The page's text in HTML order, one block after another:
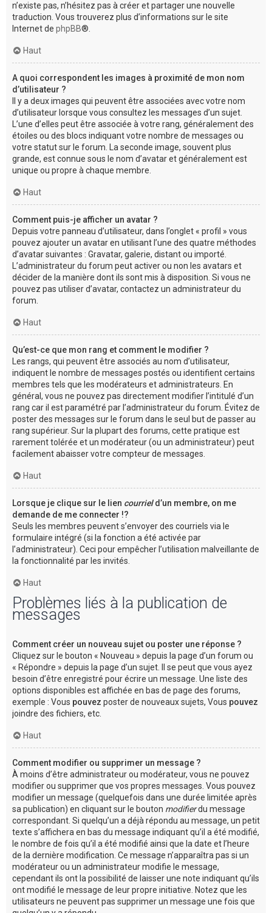
n’existe pas, n’hésitez pas à créer et partager une nouvelle
traduction. Vous trouverez plus d’informations sur le site
Internet de phpBB®.
Haut
A quoi correspondent les images à proximité de mon nom
d’utilisateur ?
Il y a deux images qui peuvent être associées avec votre nom
d’utilisateur lorsque vous consultez les messages d’un sujet.
L’une d’elles peut être associée à votre rang, généralement des
étoiles ou des blocs indiquant votre nombre de messages ou
votre statut sur le forum. La seconde image, souvent plus
grande, est connue sous le nom d’avatar et généralement est
unique ou propre à chaque membre.
Haut
Comment puis-je afficher un avatar ?
Depuis votre panneau d’utilisateur, dans l’onglet « profil » vous
pouvez ajouter un avatar en utilisant l’une des quatre méthodes
d’avatar suivantes : Gravatar, galerie, distant ou importé.
L’administrateur du forum peut activer ou non les avatars et
décider de la manière dont ils sont mis à disposition. Si vous ne
pouvez pas utiliser d’avatar, contactez un administrateur du
forum.
Haut
Qu’est-ce que mon rang et comment le modifier ?
Les rangs, qui peuvent être associés au nom d’utilisateur,
indiquent le nombre de messages postés ou identifient certains
membres tels que les modérateurs et administrateurs. En
général, vous ne pouvez pas directement modifier l’intitulé d’un
rang car il est paramétré par l’administrateur du forum. Évitez de
poster des messages sur le forum dans le seul but de passer au
rang supérieur. Sur la plupart des forums, cette pratique est
rarement tolérée et un modérateur (ou un administrateur) peut
facilement abaisser votre compteur de messages.
Haut
Lorsque je clique sur le lien courrield’un membre, on me
demande de me connecter !?
Seuls les membres peuvent s’envoyer des courriels via le
formulaire intégré (si la fonction a été activée par
l’administrateur). Ceci pour empêcher l’utilisation malveillante de
la fonctionnalité par les invités.
Haut
Problèmes liés à la publication de
messages
Comment créer un nouveau sujet ou poster une réponse ?
Cliquez sur le bouton « Nouveau » depuis la page d’un forum ou
« Répondre » depuis la page d’un sujet. Il se peut que vous ayez
besoin d’être enregistré pour écrire un message. Une liste des
options disponibles est affichée en bas de page des forums,
exemple : Vous pouvez poster de nouveaux sujets, Vous pouvez
joindre des fichiers, etc.
Haut
Comment modifier ou supprimer un message ?
À moins d’être administrateur ou modérateur, vous ne pouvez
modifier ou supprimer que vos propres messages. Vous pouvez
modifier un message (quelquefois dans une durée limitée après
sa publication) en cliquant sur le bouton modifierdu message
correspondant. Si quelqu’un a déjà répondu au message, un petit
texte s’affichera en bas du message indiquant qu’il a été modifié,
le nombre de fois qu’il a été modifié ainsi que la date et l’heure
de la dernière modification. Ce message n’apparaîtra pas si un
modérateur ou un administrateur modifie le message,
cependant ils ont la possibilité de laisser une note indiquant qu’ils
ont modifié le message de leur propre initiative. Notez que les
utilisateurs ne peuvent pas supprimer un message une fois que